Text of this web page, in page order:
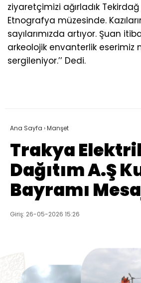
ziyaretçimizi ağırladık
Etnografya müzesinde.
sayılarımızda artıyor. Şuan
arkeolojik envanterlik eserimiz
sergileniyor.’’ Dedi.
Ana Sayfa ›Manşet
Trakya
Dağıtım A.Ş
Bayramı
Giriş: 26-05-2026 15:26